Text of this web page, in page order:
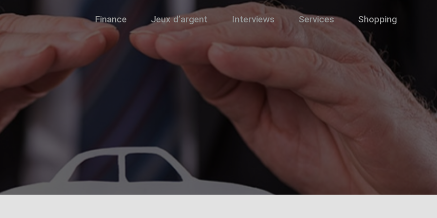
Finance Jeux d’argent Interviews Services Shopping